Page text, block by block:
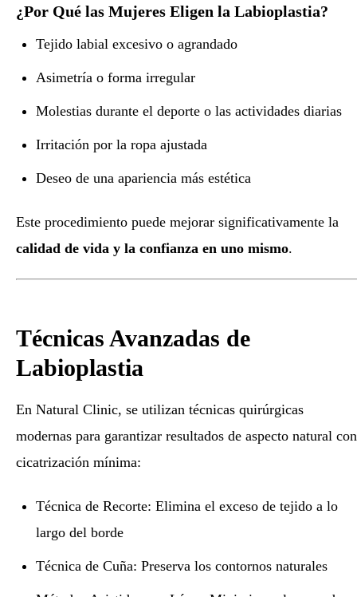
¿Por Qué las Mujeres Eligen la Labioplastia?
Tejido labial excesivo o agrandado
Asimetría o forma irregular
Molestias durante el deporte o las actividades diarias
Irritación por la ropa ajustada
Deseo de una apariencia más estética
Este procedimiento puede mejorar significativamente la
calidad de vida y la confianza en uno mismo.
Técnicas Avanzadas de
Labioplastia
En Natural Clinic, se utilizan técnicas quirúrgicas
modernas para garantizar resultados de aspecto natural con
cicatrización mínima:
Técnica de Recorte: Elimina el exceso de tejido a lo
largo del borde
Técnica de Cuña: Preserva los contornos naturales